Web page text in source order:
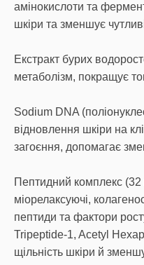
амінокислоти та
шкіри та зменшує
Екстракт бурих
метаболізм, покращує
Sodium DNA
відновлення шкіри на
загоєння, допомагає
Пептидний комплекс
міорелаксуючі,
пептиди та фактори
Tripeptide-1, Acetyl
щільність шкіри й